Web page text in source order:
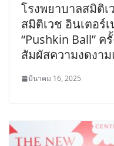
โรงพยาบาลสมิติเ
สมิติเวช อินเตอร์
“Pushkin Ball” ค
สัมผัสความงดงา
มีนาคม 16, 2025